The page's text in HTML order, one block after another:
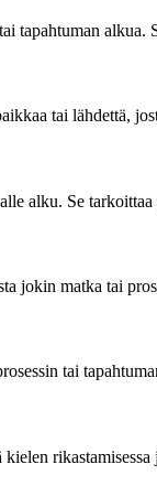
tapahtuman alkua.
tai lähdettä,
alku. Se
jokin matka tai
tai